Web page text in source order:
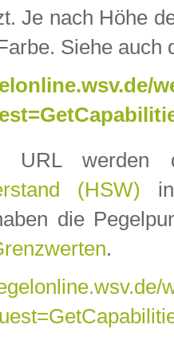
Je nach Höhe
Siehe auch
URL
(HSW)
die
.